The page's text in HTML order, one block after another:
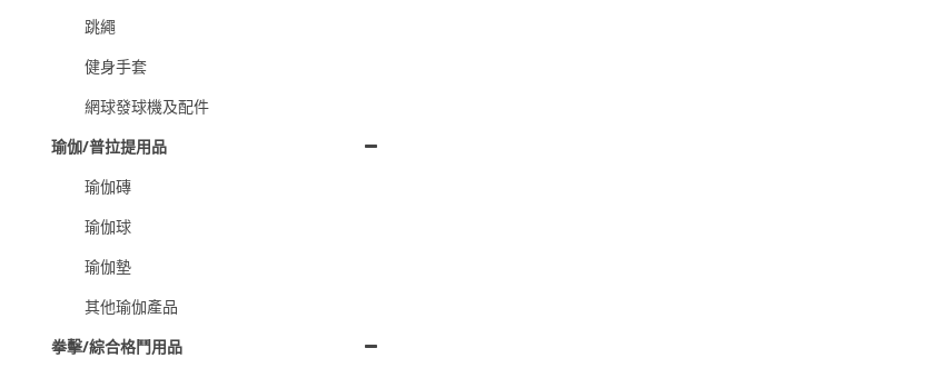
跳繩
健身手套
網球發球機及配件
瑜伽/普拉提用品
瑜伽磚
瑜伽球
瑜伽墊
其他瑜伽產品
拳擊/綜合格鬥用品